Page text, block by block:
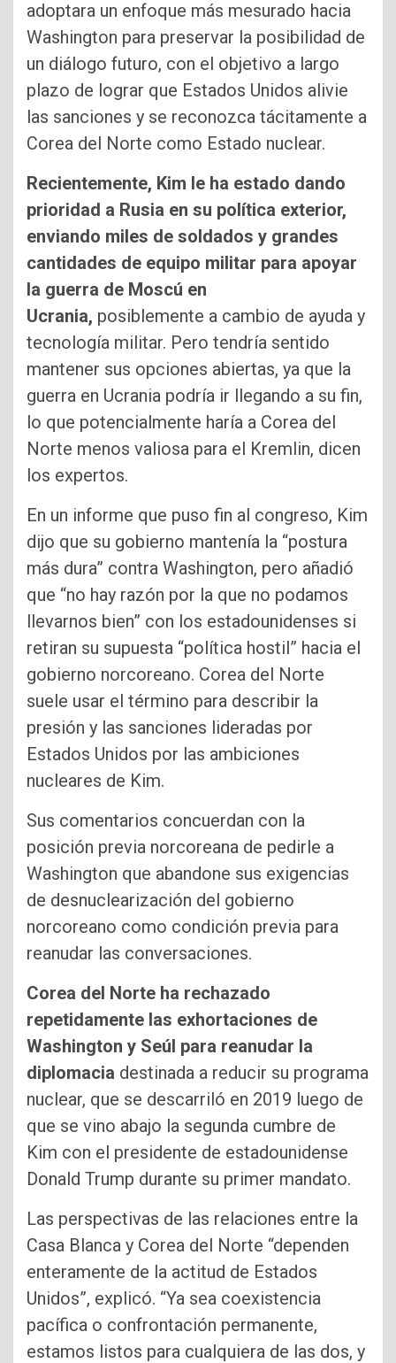
adoptara un enfoque más mesurado hacia
Washington para preservar la posibilidad de
un diálogo futuro, con el objetivo a largo
plazo de lograr que Estados Unidos alivie
las sanciones y se reconozca tácitamente a
Corea del Norte como Estado nuclear.
Recientemente, Kim le ha estado dando
prioridad a Rusia en su política exterior,
enviando miles de soldados y grandes
cantidades de equipo militar para apoyar
la guerra de Moscú en
Ucrania, posiblemente a cambio de ayuda y
tecnología militar. Pero tendría sentido
mantener sus opciones abiertas, ya que la
guerra en Ucrania podría ir llegando a su fin,
lo que potencialmente haría a Corea del
Norte menos valiosa para el Kremlin, dicen
los expertos.
En un informe que puso fin al congreso, Kim
dijo que su gobierno mantenía la “postura
más dura” contra Washington, pero añadió
que “no hay razón por la que no podamos
llevarnos bien” con los estadounidenses si
retiran su supuesta “política hostil” hacia el
gobierno norcoreano. Corea del Norte
suele usar el término para describir la
presión y las sanciones lideradas por
Estados Unidos por las ambiciones
nucleares de Kim.
Sus comentarios concuerdan con la
posición previa norcoreana de pedirle a
Washington que abandone sus exigencias
de desnuclearización del gobierno
norcoreano como condición previa para
reanudar las conversaciones.
Corea del Norte ha rechazado
repetidamente las exhortaciones de
Washington y Seúl para reanudar la
diplomacia destinada a reducir su programa
nuclear, que se descarriló en 2019 luego de
que se vino abajo la segunda cumbre de
Kim con el presidente de estadounidense
Donald Trump durante su primer mandato.
Las perspectivas de las relaciones entre la
Casa Blanca y Corea del Norte “dependen
enteramente de la actitud de Estados
Unidos”, explicó. “Ya sea coexistencia
pacífica o confrontación permanente,
estamos listos para cualquiera de las dos, y